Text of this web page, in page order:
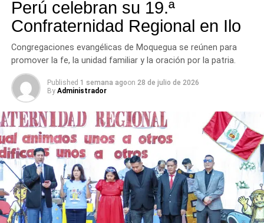
Perú celebran su 19.ª
Confraternidad Regional en Ilo
Congregaciones evangélicas de Moquegua se reúnen para
promover la fe, la unidad familiar y la oración por la patria.
Published 1 semana agoon 28 de julio de 2026
By Administrador